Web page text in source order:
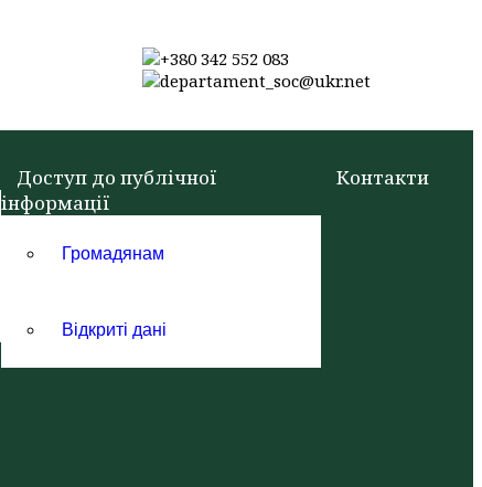
+380 342 552 083
departament_soc@ukr.net
Доступ до публічної
інформації
Громадянам
Відкриті дані
Контакти